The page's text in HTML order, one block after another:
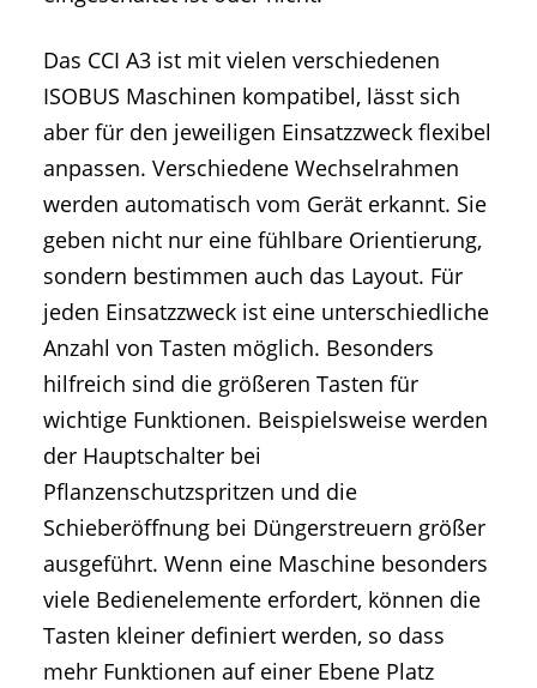
Das CCI A3 ist mit vielen verschiedenen
ISOBUS Maschinen kompatibel, lässt sich
aber für den jeweiligen Einsatzzweck flexibel
anpassen. Verschiedene Wechselrahmen
werden automatisch vom Gerät erkannt. Sie
geben nicht nur eine fühlbare Orientierung,
sondern bestimmen auch das Layout. Für
jeden Einsatzzweck ist eine unterschiedliche
Anzahl von Tasten möglich. Besonders
hilfreich sind die größeren Tasten für
wichtige Funktionen. Beispielsweise werden
der Hauptschalter bei
Pflanzenschutzspritzen und die
Schieberöffnung bei Düngerstreuern größer
ausgeführt. Wenn eine Maschine besonders
viele Bedienelemente erfordert, können die
Tasten kleiner definiert werden, so dass
mehr Funktionen auf einer Ebene Platz